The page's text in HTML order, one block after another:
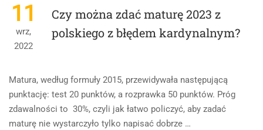
11
wrz,
2022
Czy można zdać maturę 2023 z
polskiego z błędem kardynalnym?
Matura, według formuły 2015, przewidywała następującą
punktację: test 20 punktów, a rozprawka 50 punktów. Próg
zdawalności to 30%, czyli jak łatwo policzyć, aby zadać
maturę nie wystarczyło tylko napisać dobrze …